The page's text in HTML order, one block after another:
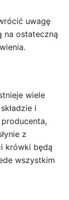
uwagę
na ostateczną
wiele
i
z
krówki będą
wszystkim